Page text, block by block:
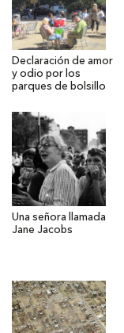
Declaración de amor
y odio por los
parques de bolsillo
Una señora llamada
Jane Jacobs